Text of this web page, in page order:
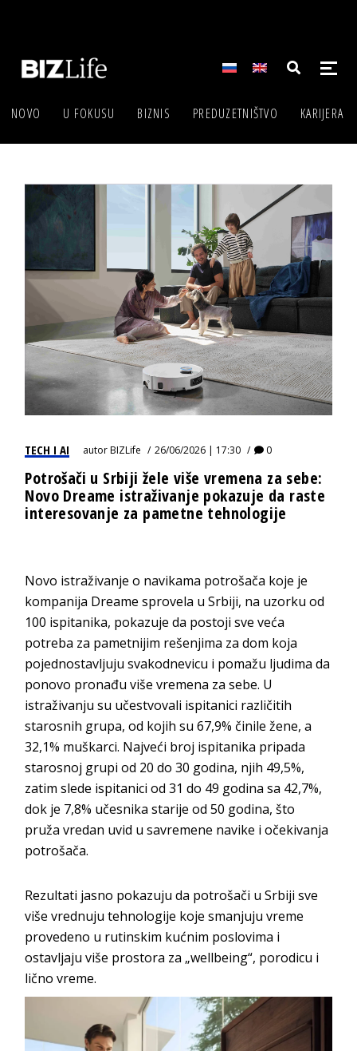
NOVO U FOKUSU BIZNIS PREDUZETNIŠTVO KARIJERA
TECH I AI autorBIZLife 26/06/2026 | 17:30 0
Potrošači u Srbiji žele više vremena za sebe:
Novo Dreame istraživanje pokazuje da raste
interesovanje za pametne tehnologije
Novo istraživanje o navikama potrošača koje je
kompanija Dreame sprovela u Srbiji, na uzorku od
100 ispitanika, pokazuje da postoji sve veća
potreba za pametnijim rešenjima za dom koja
pojednostavljuju svakodnevicu i pomažu ljudima da
ponovo pronađu više vremena za sebe. U
istraživanju su učestvovali ispitanici različitih
starosnih grupa, od kojih su 67,9% činile žene, a
32,1% muškarci. Najveći broj ispitanika pripada
starosnoj grupi od 20 do 30 godina, njih 49,5%,
zatim slede ispitanici od 31 do 49 godina sa 42,7%,
dok je 7,8% učesnika starije od 50 godina, što
pruža vredan uvid u savremene navike i očekivanja
potrošača.
Rezultati jasno pokazuju da potrošači u Srbiji sve
više vrednuju tehnologije koje smanjuju vreme
provedeno u rutinskim kućnim poslovima i
ostavljaju više prostora za „wellbeing“, porodicu i
lično vreme.